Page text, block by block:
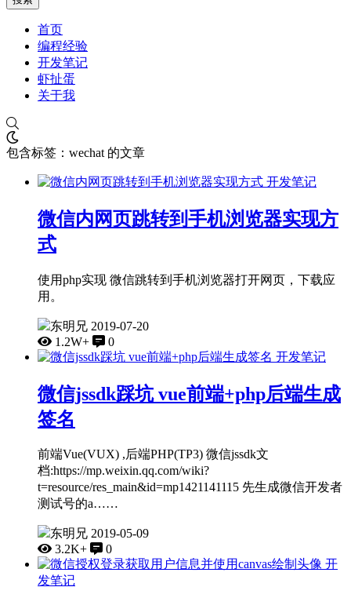
首页
编程经验
开发笔记
虾扯蛋
关于我
包含标签：wechat 的文章
开发笔记
微信内网页跳转到手机浏览器实现方
式
使用php实现 微信跳转到手机浏览器打开网页，下载应
用。
东明兄 2019-07-20
1.2W+
0
开发笔记
微信jssdk踩坑 vue前端+php后端生成
签名
前端Vue(VUX) ,后端PHP(TP3) 微信jssdk文
档:https://mp.weixin.qq.com/wiki?
t=resource/res_main&id=mp1421141115 先生成微信开发者
测试号的a……
东明兄 2019-05-09
3.2K+
0
开
发笔记